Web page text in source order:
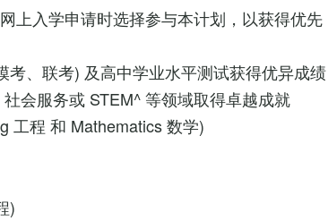
上入学申请时选择参与本计划，以获得优先
、联考) 及高中学业水平测试获得优异成绩
会服务或 STEM^ 等领域取得卓越成就
工程 和 Mathematics 数学)
)